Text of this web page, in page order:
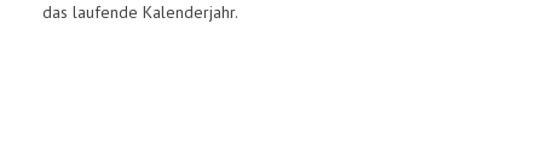
das laufende Kalenderjahr.